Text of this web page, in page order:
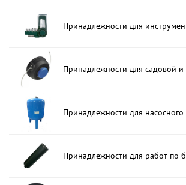
Принадлежности для
Принадлежности для садовой и
Принадлежности для
Принадлежности для работ по